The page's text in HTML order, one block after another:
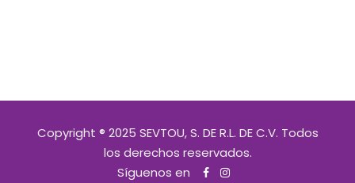
Copyright ® 2025 SEVTOU, S. DE R.L. DE C.V. Todos
los derechos reservados.
Síguenos en